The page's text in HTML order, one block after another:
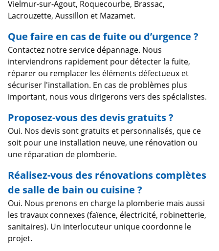
Vielmur-sur-Agout, Roquecourbe, Brassac,
Lacrouzette, Aussillon et Mazamet.
Que faire en cas de fuite ou d’urgence ?
Contactez notre service dépannage. Nous
interviendrons rapidement pour détecter la fuite,
réparer ou remplacer les éléments défectueux et
sécuriser l'installation. En cas de problèmes plus
important, nous vous dirigerons vers des spécialistes.
Proposez-vous des devis gratuits ?
Oui. Nos devis sont gratuits et personnalisés, que ce
soit pour une installation neuve, une rénovation ou
une réparation de plomberie.
Réalisez-vous des rénovations complètes
de salle de bain ou cuisine ?
Oui. Nous prenons en charge la plomberie mais aussi
les travaux connexes (faïence, électricité, robinetterie,
sanitaires). Un interlocuteur unique coordonne le
projet.